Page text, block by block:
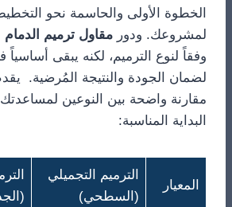
الخطوة الأولى والحاسمة نحو
لمشروعك. ودور مقاول ترميم الدمام
وفقاً لنوع الترميم، لكنه يبقى أساسياً
لضمان الجودة والنتيجة المُرضية.
مقارنة واضحة بين النوعين
البداية المناسبة:
المعيار
الترميم التجميلي
(السطحي)